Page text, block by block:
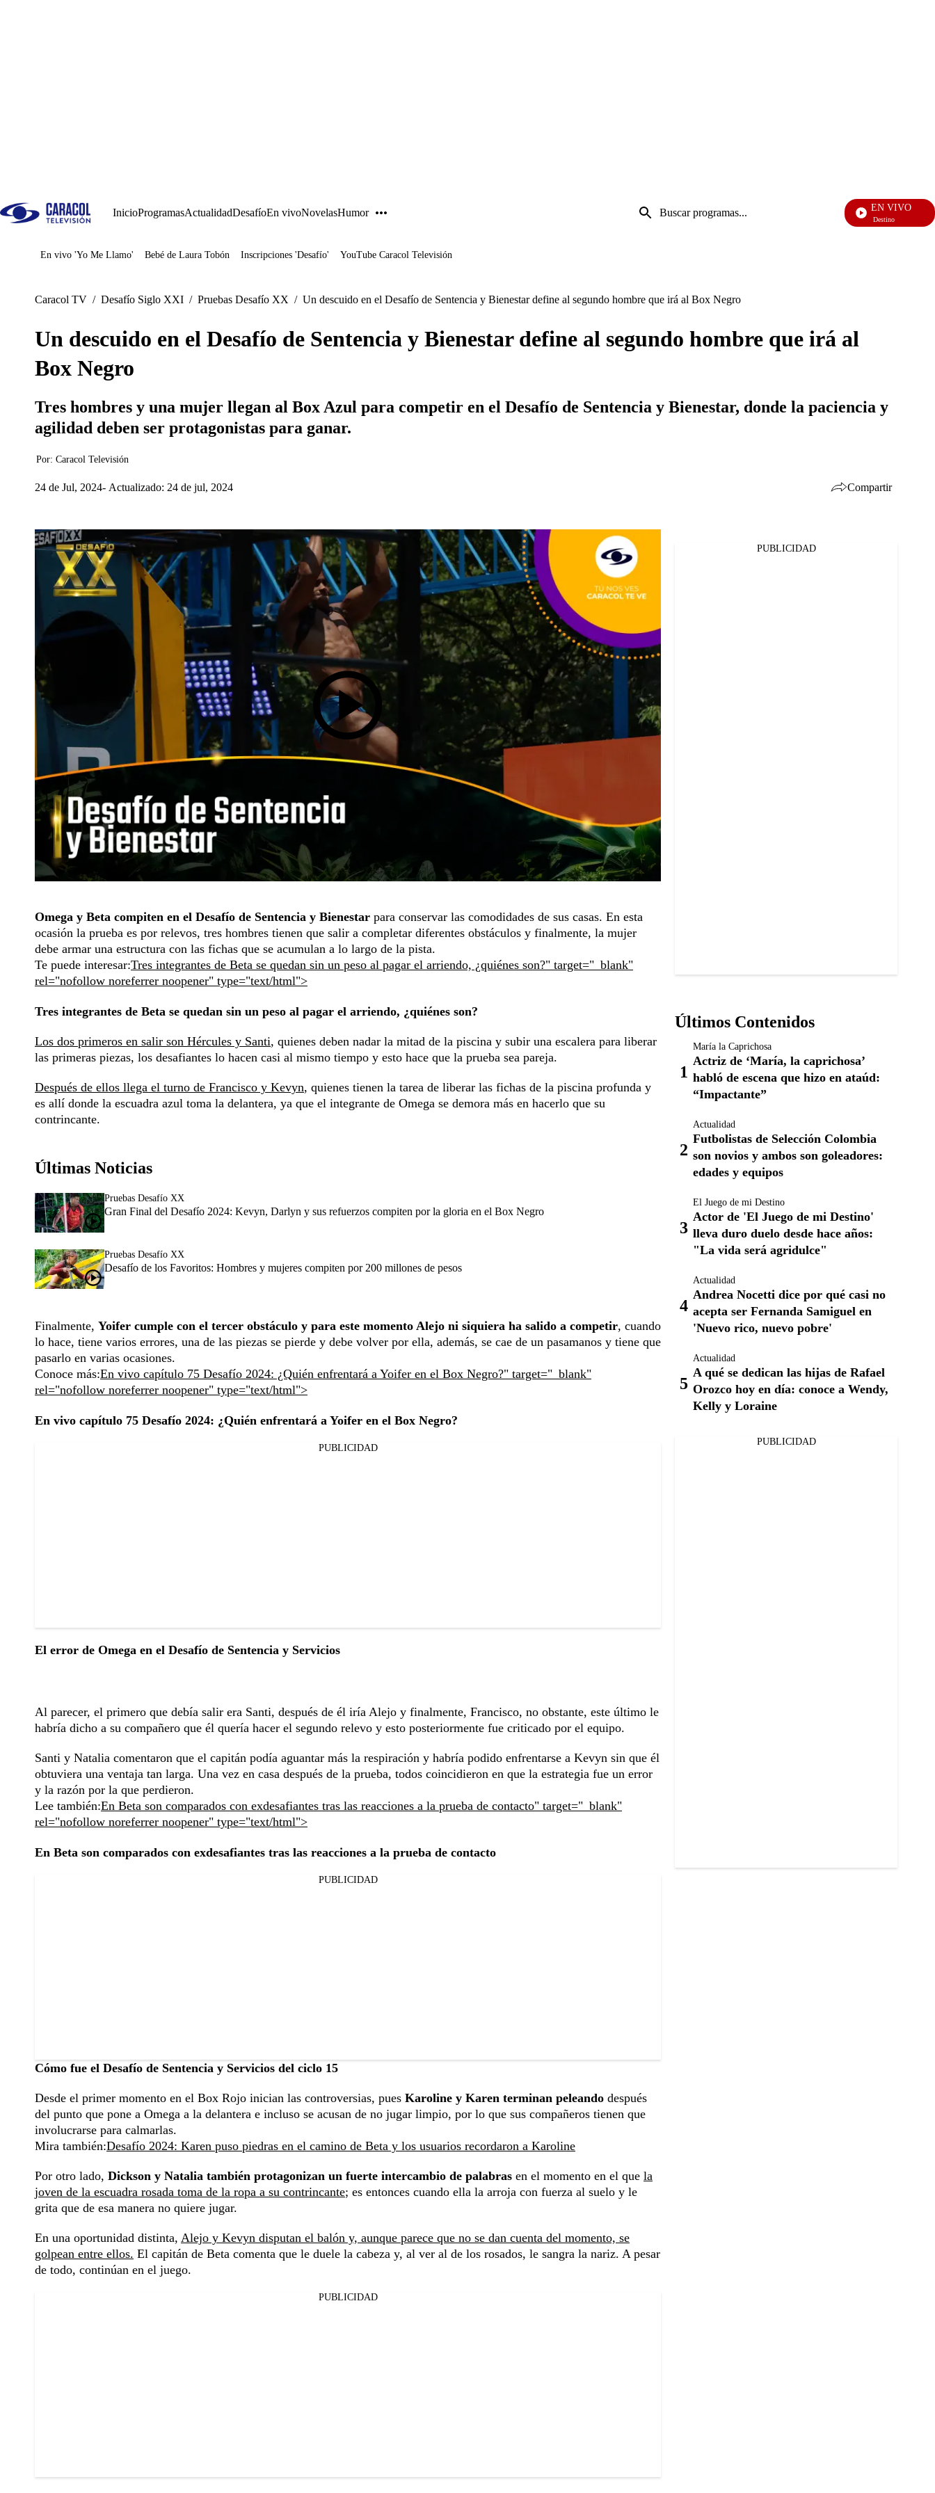
InicioProgramasActualidadDesafíoEn vivoNovelasHumor
Entrada
de
EN VIVO
El
Juegos
En vivo 'Yo Me Llamo' Bebé de Laura Tobón Inscripciones 'Desafío' YouTube Caracol Televisión
Caracol TV / Desafío Siglo XXI / Pruebas Desafío XX / Un descuido en el Desafío de Sentencia y Bienestar define al segundo hombre que irá al Box Negro
Un descuido en el Desafío de Sentencia y Bienestar define al segundo hombre que irá al
Box Negro
Tres hombres y una mujer llegan al Box Azul para competir en el Desafío de Sentencia y Bienestar, donde la paciencia y
agilidad deben ser protagonistas para ganar.
Por: Caracol Televisión
24 de Jul, 2024 Actualizado: 24 de jul, 2024 Compartir
Omega y Beta compiten en el Desafío de Sentencia y Bienestar para conservar las comodidades de sus casas. En esta
ocasión la prueba es por relevos, tres hombres tienen que salir a completar diferentes obstáculos y finalmente, la mujer
debe armar una estructura con las fichas que se acumulan a lo largo de la pista.
Te puede interesar:Tres integrantes de Beta se quedan sin un peso al pagar el arriendo, ¿quiénes son?" target="_blank"
rel="nofollow noreferrer noopener" type="text/html">
Tres integrantes de Beta se quedan sin un peso al pagar el arriendo, ¿quiénes son?
Los dos primeros en salir son Hércules y Santi, quienes deben nadar la mitad de la piscina y subir una escalera para liberar
las primeras piezas, los desafiantes lo hacen casi al mismo tiempo y esto hace que la prueba sea pareja.
Después de ellos llega el turno de Francisco y Kevyn, quienes tienen la tarea de liberar las fichas de la piscina profunda y
es allí donde la escuadra azul toma la delantera, ya que el integrante de Omega se demora más en hacerlo que su
contrincante.
Últimas Noticias
Pruebas Desafío XX
Gran Final del Desafío 2024: Kevyn, Darlyn y sus refuerzos compiten por la gloria en el Box Negro
Pruebas Desafío XX
Desafío de los Favoritos: Hombres y mujeres compiten por 200 millones de pesos
Finalmente, Yoifer cumple con el tercer obstáculo y para este momento Alejo ni siquiera ha salido a competir, cuando
lo hace, tiene varios errores, una de las piezas se pierde y debe volver por ella, además, se cae de un pasamanos y tiene que
pasarlo en varias ocasiones.
Conoce más:En vivo capítulo 75 Desafío 2024: ¿Quién enfrentará a Yoifer en el Box Negro?" target="_blank"
rel="nofollow noreferrer noopener" type="text/html">
En vivo capítulo 75 Desafío 2024: ¿Quién enfrentará a Yoifer en el Box Negro?
PUBLICIDAD
El error de Omega en el Desafío de Sentencia y Servicios
Al parecer, el primero que debía salir era Santi, después de él iría Alejo y finalmente, Francisco, no obstante, este último le
habría dicho a su compañero que él quería hacer el segundo relevo y esto posteriormente fue criticado por el equipo.
Santi y Natalia comentaron que el capitán podía aguantar más la respiración y habría podido enfrentarse a Kevyn sin que él
obtuviera una ventaja tan larga. Una vez en casa después de la prueba, todos coincidieron en que la estrategia fue un error
y la razón por la que perdieron.
Lee también:En Beta son comparados con exdesafiantes tras las reacciones a la prueba de contacto" target="_blank"
rel="nofollow noreferrer noopener" type="text/html">
En Beta son comparados con exdesafiantes tras las reacciones a la prueba de contacto
PUBLICIDAD
Cómo fue el Desafío de Sentencia y Servicios del ciclo 15
Desde el primer momento en el Box Rojo inician las controversias, pues Karoline y Karen terminan peleando después
del punto que pone a Omega a la delantera e incluso se acusan de no jugar limpio, por lo que sus compañeros tienen que
involucrarse para calmarlas.
Mira también:Desafío 2024: Karen puso piedras en el camino de Beta y los usuarios recordaron a Karoline
Por otro lado, Dickson y Natalia también protagonizan un fuerte intercambio de palabras en el momento en el que la
joven de la escuadra rosada toma de la ropa a su contrincante; es entonces cuando ella la arroja con fuerza al suelo y le
grita que de esa manera no quiere jugar.
En una oportunidad distinta, Alejo y Kevyn disputan el balón y, aunque parece que no se dan cuenta del momento, se
golpean entre ellos. El capitán de Beta comenta que le duele la cabeza y, al ver al de los rosados, le sangra la nariz. A pesar
de todo, continúan en el juego.
PUBLICIDAD
PUBLICIDAD
Últimos Contenidos
María la Caprichosa
Actriz de ‘María, la caprichosa’
habló de escena que hizo en ataúd:
“Impactante”
Actualidad
Futbolistas de Selección Colombia
son novios y ambos son goleadores:
edades y equipos
El Juego de mi Destino
Actor de 'El Juego de mi Destino'
lleva duro duelo desde hace años:
"La vida será agridulce"
Actualidad
Andrea Nocetti dice por qué casi no
acepta ser Fernanda Samiguel en
'Nuevo rico, nuevo pobre'
Actualidad
A qué se dedican las hijas de Rafael
Orozco hoy en día: conoce a Wendy,
Kelly y Loraine
PUBLICIDAD